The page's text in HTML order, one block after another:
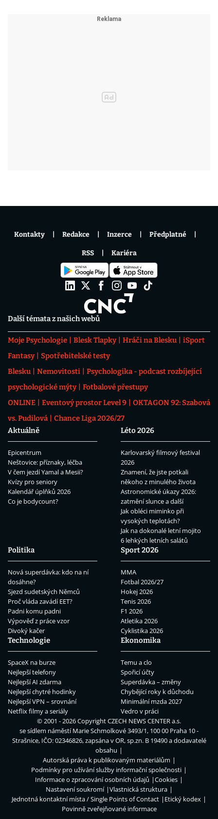
Další témata z našich webů
Moje Psychologie Blesk Tlapky Hráči na Blesku
iSport
Fantasy
Spotřebitelské testy
Blesku
Nemovitosti
Psychologika - podcast rozbíjející
psychologické mýty
Fotbalové přestupy
ONLINE
Eventový prostor Level 9
OKTAGON 92: Szabová
vs. Pudilová
Chance Liga 2026/27
Aktuálně
Epicentrum
Neštovice: příznaky, léčba
V čem jezdí Yamal a Mesii?
Kvízy pro seniory
Kalendář úplňků 2026
Co je bodycount?
Léto 2026
Karlovarský filmový festival
2026
Znamení, že jste potkali
někoho z minulého života
Astronomické úkazy 2026:
zatmění slunce a další
Jak obléci miminko při
vysokých teplotách?
Jak na dokonalé letní mojito
6 lehkých letních salátů
Politika
Nová superdávka: kdo na ní
dosáhne?
Sjezd sudetských Němců
Proč vláda zavádí EET?
Padni komu padni
Výpověď z práce vzor
Divoký kačer
Sport 2026
MMA
Fotbal 2026/27
Hokej 2026
Tenis 2026
F1 2026
Atletika 2026
Cyklistika 2026
Technologie
SpaceX na burze
Nejlepší telefony
Nejlepší AI zdarma
Nejlepší chytré hodinky
Nejlepší VPN – srovnání
Netflix filmy a seriály
Ekonomika
Temu a clo
Spořicí účty
Superdávka – změny
Chybějící roky k důchodu
Minimální mzda 2027
Vedro v práci
Kontakty Redakce Inzerce Předplatné
RSS Kariéra
© 2001 - 2026 CopyrightCZECH NEWS CENTER a.s.
se sídlem náměstí Marie Schmolkové 3493/1, 100 00 Praha 10 -
Strašnice, IČO: 02346826, zapsána v OR, sp.zn. B 19490 a dodavatelé
obsahu
Autorská práva k publikovaným materiálům
Podmínky pro užívání služby informační společnosti
Informace o zpracování osobních údajů
Cookies
Nastavení soukromí
Vlastnická struktura
Jednotná kontaktní místa / Single Points of Contact
Etický kodex
Povinně zveřejňované informace